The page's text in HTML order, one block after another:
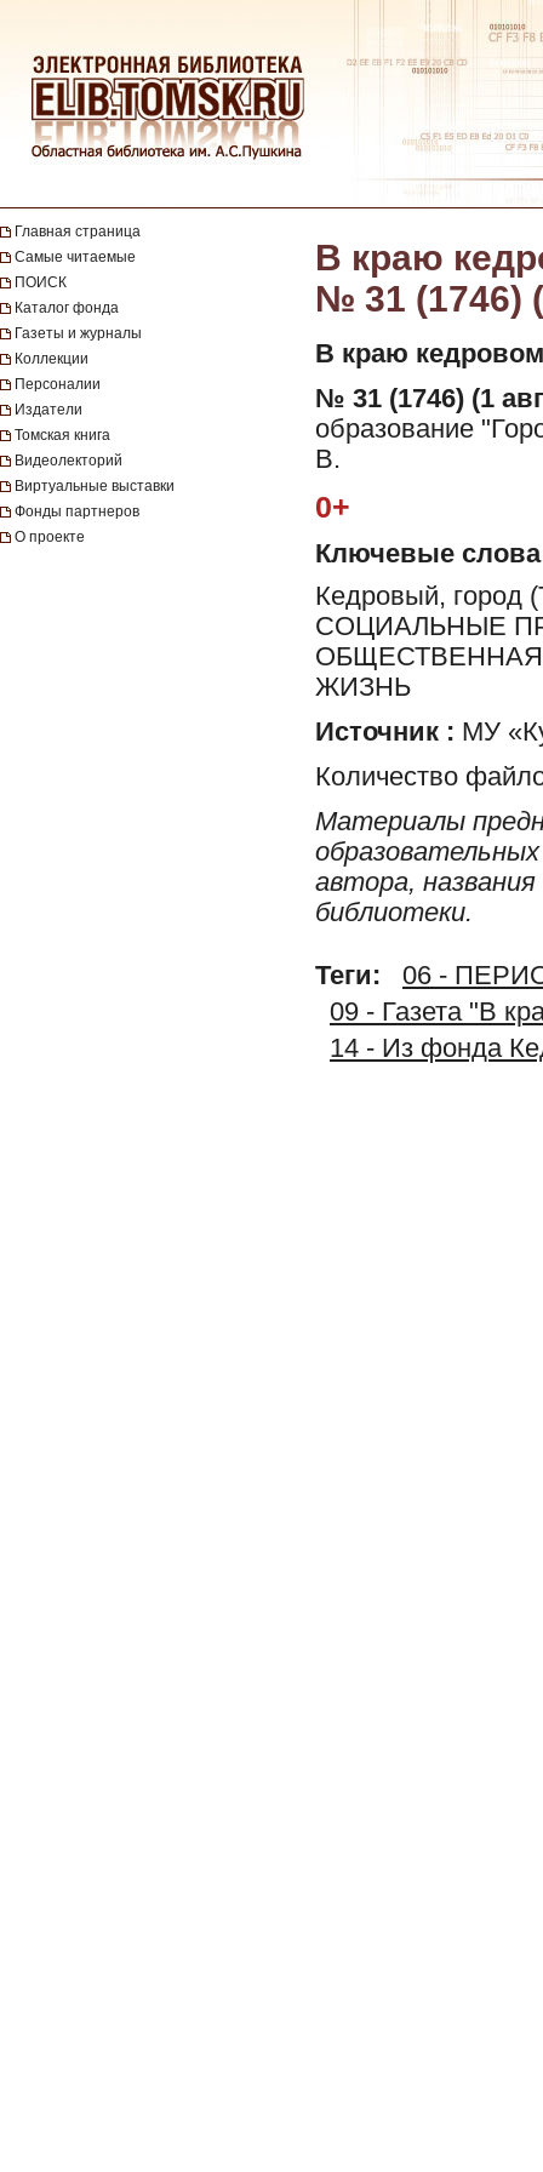
Главная страница
Самые читаемые
ПОИСК
Каталог фонда
Газеты и журналы
Коллекции
Персоналии
Издатели
Томская книга
Видеолекторий
Виртуальные выставки
Фонды партнеров
О проекте
В краю
№ 31 (1746)
В краю
№ 31 (1746) (1
образование
В.
0+
Ключевые слова
Кедровый,
СОЦИАЛЬНЫЕ
ЖИЗНЬ
Источник : МУ
Количество
Материалы
автора,
библиотеки.
Теги:
06 -
09 - Газета "В
14 - Из фонда